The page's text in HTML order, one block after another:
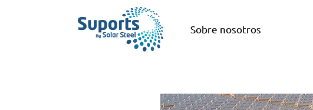
Sobre nosotros